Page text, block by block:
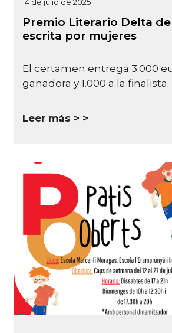
Premio Literario Delta
escrita por mujeres
El certamen entrega 3.000
ganadora y 1.000 a la finalista.
Leer más >